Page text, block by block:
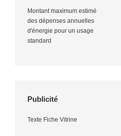
Montant maximum estimé
des dépenses annuelles
d'énergie pour un usage
standard
Publicité
Texte Fiche Vitrine